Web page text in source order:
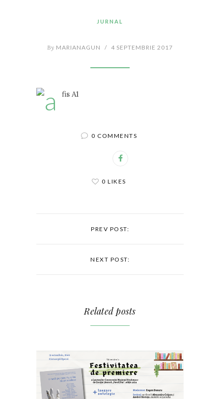
JURNAL
By MARIANAGUN / 4 SEPTEMBRIE 2017
0 COMMENTS
0 LIKES
PREV POST:
NEXT POST:
Related posts